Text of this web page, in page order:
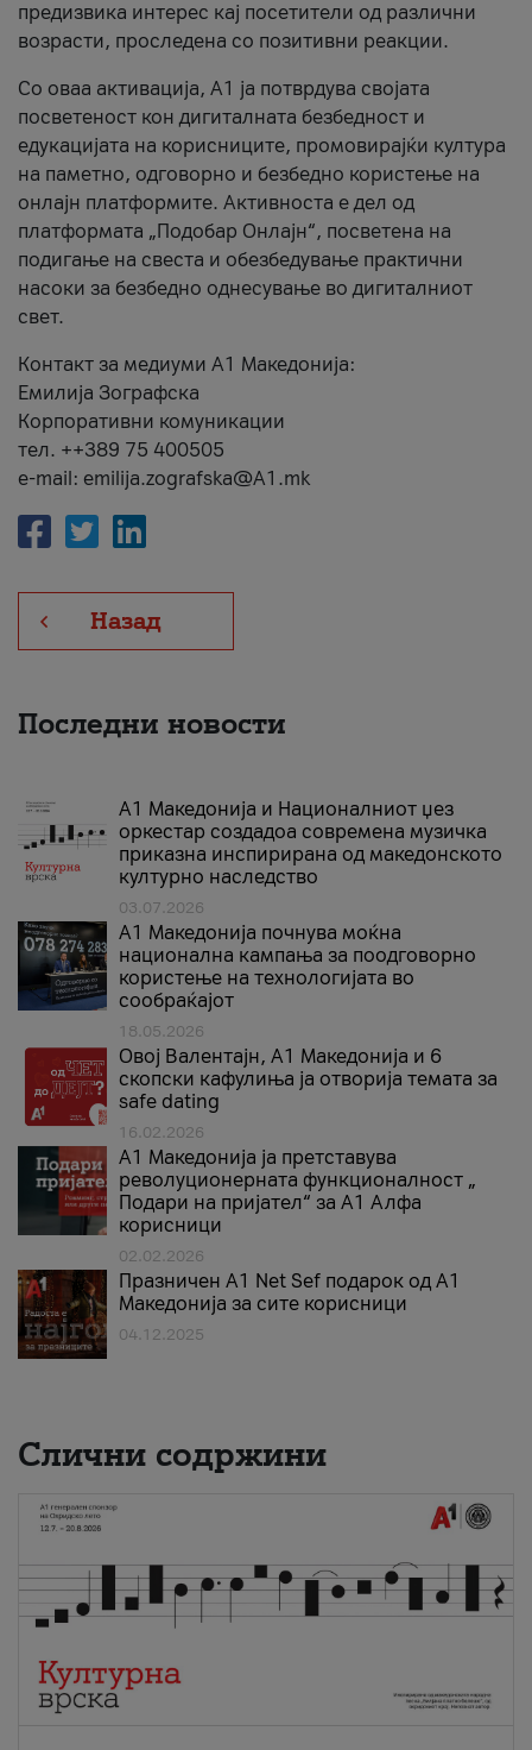
предизвика интерес кај посетители од различни
возрасти, проследена со позитивни реакции.
Со оваа активација, А1 ја потврдува својата
посветеност кон дигиталната безбедност и
едукацијата на корисниците, промовирајќи култура
на паметно, одговорно и безбедно користење на
онлајн платформите. Активноста е дел од
платформата „Подобар Онлајн“, посветена на
подигање на свеста и обезбедување практични
насоки за безбедно однесување во дигиталниот
свет.
Контакт за медиуми А1 Македонија:
Емилија Зографска
Корпоративни комуникации
тел. ++389 75 400505
e-mail: emilija.zografska@A1.mk
Назад
Последни новости
А1 Македонија и Националниот џез
оркестар создадоа современа музичка
приказна инспирирана од македонското
културно наследство
03.07.2026
A1 Македонија почнува моќна
национална кампања за поодговорно
користење на технологијата во
сообраќајот
18.05.2026
Овој Валентајн, A1 Македонија и 6
скопски кафулиња ја отворија темата за
safe dating
16.02.2026
А1 Македонија ја претставува
револуционерната функционалност „
Подари на пријател“ за А1 Алфа
корисници
02.02.2026
Празничен A1 Net Sеf подарок од А1
Македонија за сите корисници
04.12.2025
Слични содржини